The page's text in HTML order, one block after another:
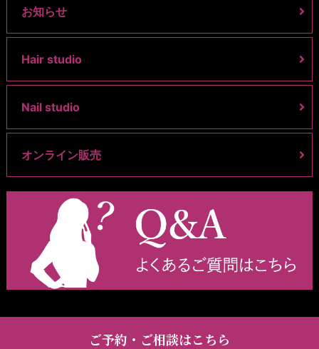
お知らせ
Hair studio
Nail studio
オンライン販売
ご予約・ご相談はこちら